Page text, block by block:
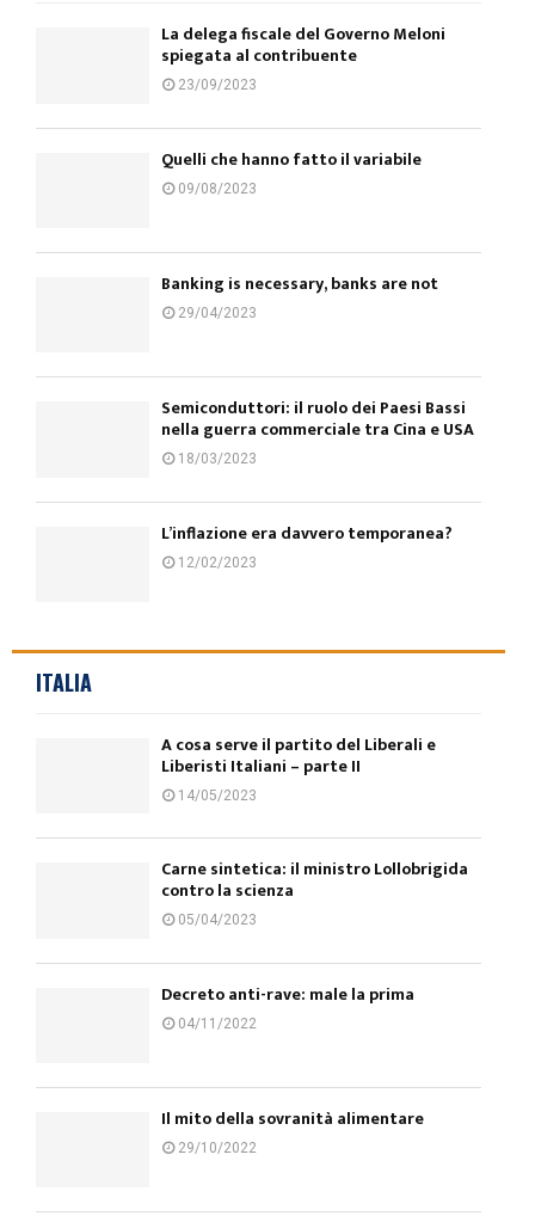
La delega fiscale del Governo Meloni
spiegata al contribuente
23/09/2023
Quelli che hanno fatto il variabile
09/08/2023
Banking is necessary, banks are not
29/04/2023
Semiconduttori: il ruolo dei Paesi Bassi
nella guerra commerciale tra Cina e USA
18/03/2023
L’inflazione era davvero temporanea?
12/02/2023
ITALIA
A cosa serve il partito del Liberali e
Liberisti Italiani – parte II
14/05/2023
Carne sintetica: il ministro Lollobrigida
contro la scienza
05/04/2023
Decreto anti-rave: male la prima
04/11/2022
Il mito della sovranità alimentare
29/10/2022